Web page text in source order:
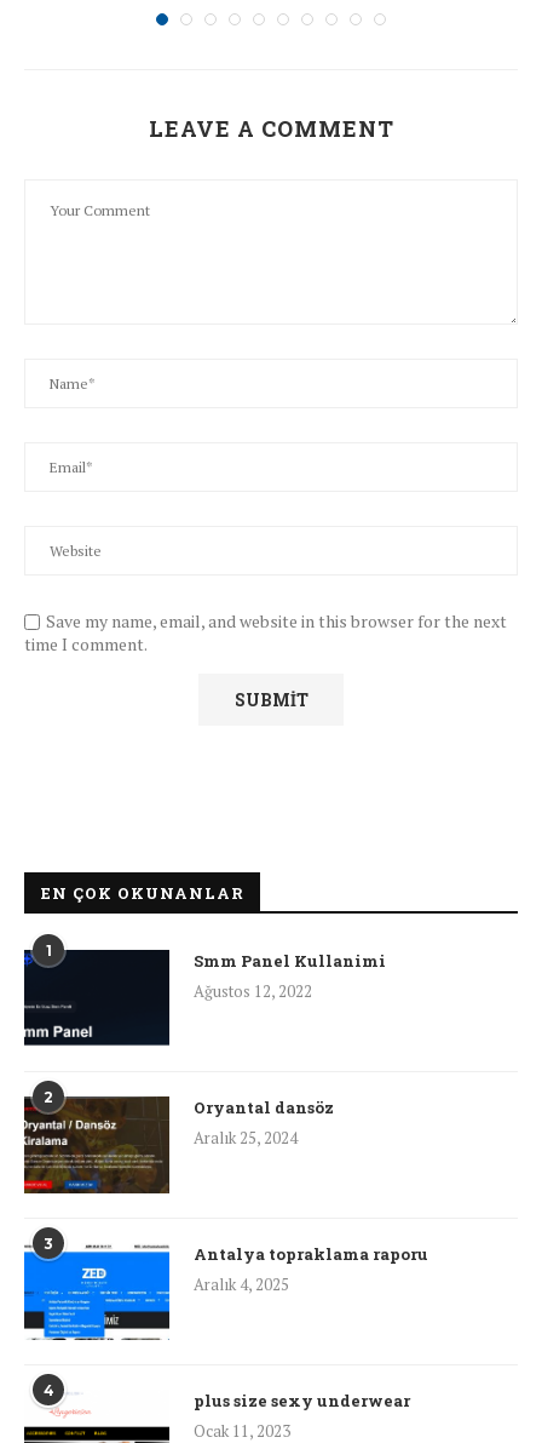
LEAVE A COMMENT
Save my name, email, and website in this browser for the next
time I comment.
EN ÇOK OKUNANLAR
1
Smm Panel Kullanimi
Ağustos 12, 2022
2
Oryantal dansöz
Aralık 25, 2024
3
Antalya topraklama raporu
Aralık 4, 2025
4
plus size sexy underwear
Ocak 11, 2023